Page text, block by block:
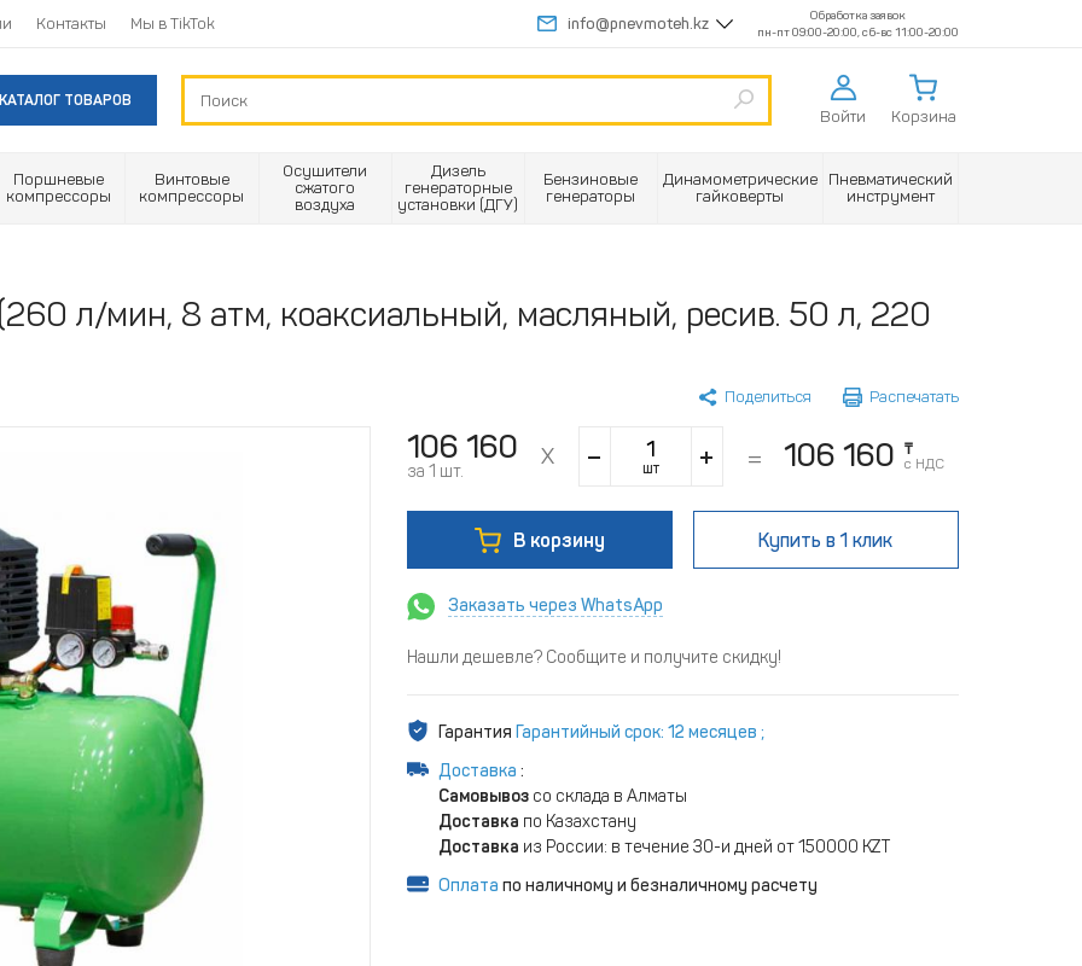
Контакты Мы в TikTok info@pnevmoteh.kz
Обработка заявок
пн-пт 09:00-20:00, сб-вс 11:00-20:00
КАТАЛОГ ТОВАРОВ
Войти Корзина
Поршневые
компрессоры
Винтовые
компрессоры
Осушители
сжатого
воздуха
Дизель
генераторные
установки (ДГУ)
Бензиновые
генераторы
Динамометрические
гайковерты
Пневматический
инструмент
л/мин, 8 атм, коаксиальный, масляный, ресив. 50 л, 220
Поделиться Распечатать
106 160
за 1 шт. шт 106 160
₸
с НДС
В корзину Купить в 1 клик
Заказать через WhatsApp
Нашли дешевле? Сообщите и получите скидку!
Гарантия Гарантийный срок: 12 месяцев ;
Доставка :
Самовывозсо склада в Алматы
Доставка по Казахстану
Доставка из России: в течение 30-и дней от 150000 KZT
Оплата по наличному и безналичному расчету